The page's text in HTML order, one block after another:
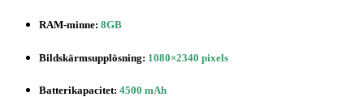
RAM-minne: 8GB
Bildskärmsupplösning: 1080×2340 pixels
Batterikapacitet: 4500 mAh